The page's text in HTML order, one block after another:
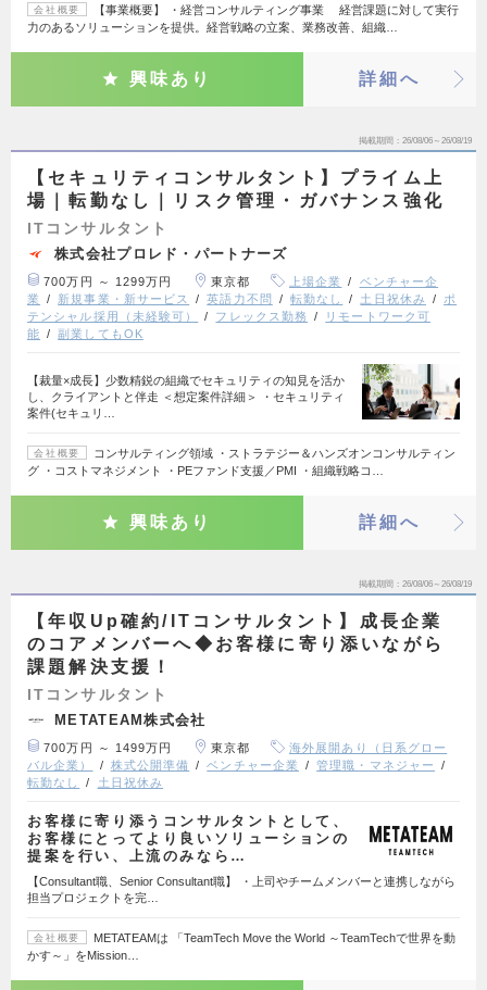
会社概要
【事業概要】 ・経営コンサルティング事業 経営課題に対して実行
力のあるソリューションを提供。経営戦略の立案、業務改善、組織…
興味あり 詳細へ
掲載期間 26/08/06～26/08/19
【セキュリティコンサルタント】プライム上
場｜転勤なし｜リスク管理・ガバナンス強化
ITコンサルタント
株式会社プロレド・パートナーズ
700万円 ～ 1299万円 東京都 上場企業
ベンチャー企
業
新規事業・新サービス 英語力不問 転勤なし 土日祝休み
ポ
テンシャル採用（未経験可）
フレックス勤務
リモートワーク可
能
副業してもOK
【裁量×成長】少数精鋭の組織でセキュリティの知見を活か
し、クライアントと伴走 ＜想定案件詳細＞ ・セキュリティ
案件(セキュリ…
会社概要
コンサルティング領域 ・ストラテジー＆ハンズオンコンサルティン
グ ・コストマネジメント ・PEファンド支援／PMI ・組織戦略コ…
興味あり 詳細へ
掲載期間 26/08/06～26/08/19
【年収Up確約/ITコンサルタント】成長企業
のコアメンバーへ◆お客様に寄り添いながら
課題解決支援！
ITコンサルタント
METATEAM株式会社
700万円 ～ 1499万円 東京都
海外展開あり（日系グロー
バル企業）
株式公開準備 ベンチャー企業
管理職・マネジャー
転勤なし
土日祝休み
お客様に寄り添うコンサルタントとして、
お客様にとってより良いソリューションの
提案を行い、上流のみなら…
【Consultant職、Senior Consultant職】 ・上司やチームメンバーと連携しながら
担当プロジェクトを完…
会社概要
METATEAMは 「TeamTech Move the World ～TeamTechで世界を動
かす～」をMission…